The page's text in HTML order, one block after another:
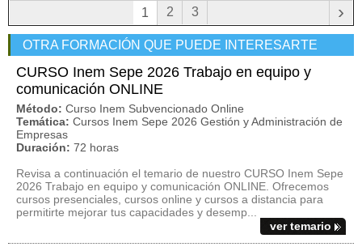
1 2 3 ›
OTRA FORMACIÓN QUE PUEDE INTERESARTE
CURSO Inem Sepe 2026 Trabajo en equipo y
comunicación ONLINE
Método: Curso Inem Subvencionado Online
Temática: Cursos Inem Sepe 2026 Gestión y Administración de
Empresas
Duración: 72 horas
Revisa a continuación el temario de nuestro CURSO Inem Sepe
2026 Trabajo en equipo y comunicación ONLINE. Ofrecemos
cursos presenciales, cursos online y cursos a distancia para
permitirte mejorar tus capacidades y desemp...
ver temario